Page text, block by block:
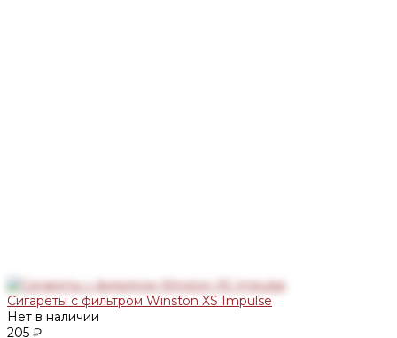
Сигареты с фильтром Winston XS Impulse
Нет в наличии
205 ₽